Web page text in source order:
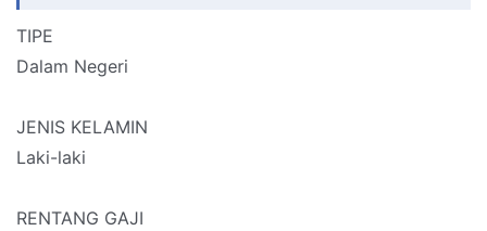
TIPE
Dalam Negeri
JENIS KELAMIN
Laki-laki
RENTANG GAJI